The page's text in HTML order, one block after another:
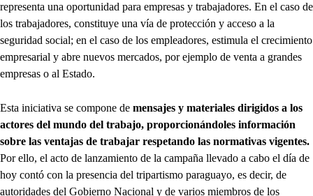
representa una oportunidad para empresas y trabajadores. En el caso de
los trabajadores, constituye una vía de protección y acceso a la
seguridad social; en el caso de los empleadores, estimula el crecimiento
empresarial y abre nuevos mercados, por ejemplo de venta a grandes
empresas o al Estado.
Esta iniciativa se compone de mensajes y materiales dirigidos a los
actores del mundo del trabajo, proporcionándoles información
sobre las ventajas de trabajar respetando las normativas vigentes.
Por ello, el acto de lanzamiento de la campaña llevado a cabo el día de
hoy contó con la presencia del tripartismo paraguayo, es decir, de
autoridades del Gobierno Nacional y de varios miembros de los